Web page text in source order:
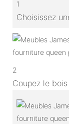
1
Choisissez
2
Coupez le